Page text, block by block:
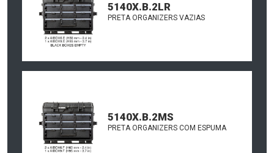
5140X.B.2LR
PRETA ORGANIZERS VAZIAS
5140X.B.2MS
PRETA ORGANIZERS COM ESPUMA